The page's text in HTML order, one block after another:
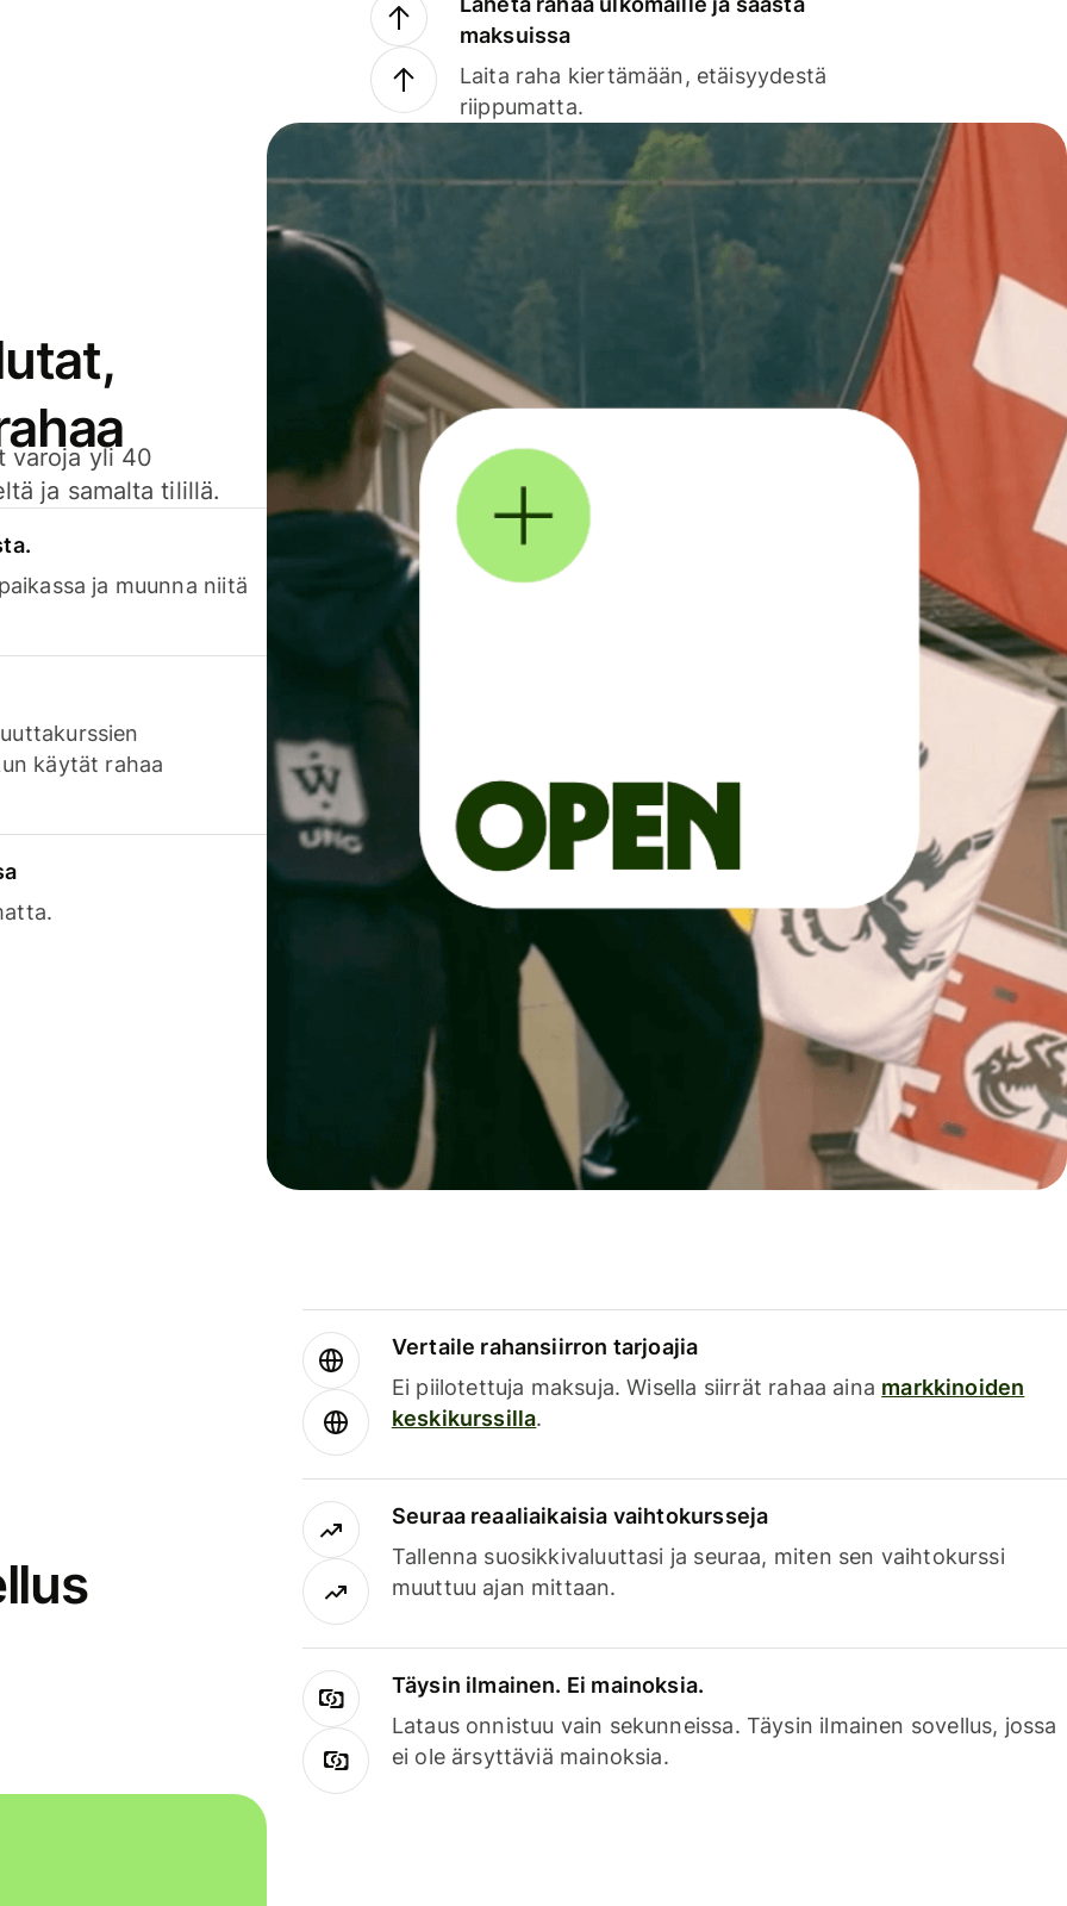
maksuissa
Laita raha kiertämään, etäisyydestä
riippumatta.
varoja yli 40
ja samalta tilillä.
ja muunna niitä
käytät rahaa
Vertaile rahansiirron tarjoajia
Ei piilotettuja maksuja. Wisella siirrät rahaa aina markkinoiden
keskikurssilla.
Seuraa reaaliaikaisia vaihtokursseja
Tallenna suosikkivaluuttasi ja seuraa, miten sen vaihtokurssi
muuttuu ajan mittaan.
Täysin ilmainen. Ei mainoksia.
Lataus onnistuu vain sekunneissa. Täysin ilmainen sovellus, jossa
ei ole ärsyttäviä mainoksia.